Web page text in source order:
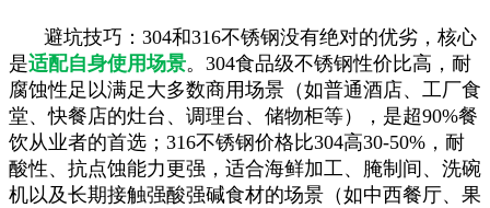
避坑技巧：304和316不锈钢没有绝对的优劣，核心
是适配自身使用场景。304食品级不锈钢性价比高，耐
腐蚀性足以满足大多数商用场景（如普通酒店、工厂食
堂、快餐店的灶台、调理台、储物柜等），是超90%餐
饮从业者的首选；316不锈钢价格比304高30-50%，耐
酸性、抗点蚀能力更强，适合海鲜加工、腌制间、洗碗
机以及长期接触强酸强碱食材的场景（如中西餐厅、果